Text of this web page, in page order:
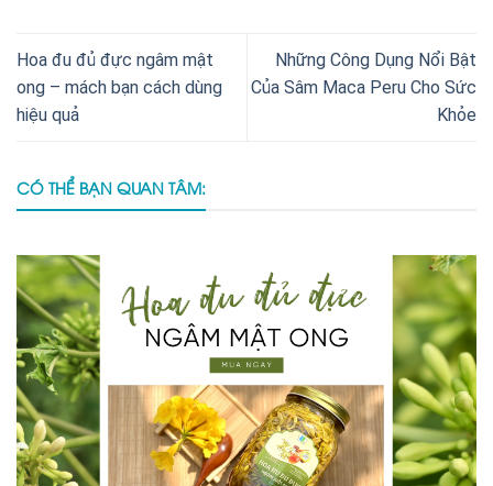
Hoa đu đủ đực ngâm mật
ong – mách bạn cách dùng
hiệu quả
Những Công Dụng Nổi Bật
Của Sâm Maca Peru Cho Sức
Khỏe
CÓ THỂ BẠN QUAN TÂM: